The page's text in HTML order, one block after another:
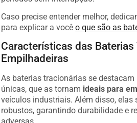
Caso precise entender melhor,
para explicar a você o que são as
Características das
Empilhadeiras
As baterias tracionárias se
únicas, que as tornam ideais para
veículos industriais. Além disso,
robustos, garantindo durabilidade e
adversas.